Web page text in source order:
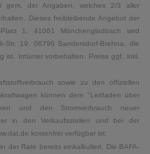
gem. der Angaben, welches 2/3 aller
Dieses freibleibende Angebot der
1, 41061 Mönchengladbach wird
Str. 19, 06796 Sandersdorf-Brehna, die
ist. Irrtümer vorbehalten. Preise ggf. inkl.
sowie zu den offiziellen
können dem "Leitfaden über
und den Stromverbrauch neuer
in den Verkaufsstellen und bei der
kostenfrei verfügbar ist.
der Rate bereits einkalkuliert. Die BAFA-